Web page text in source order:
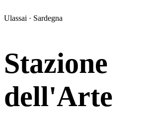
Ulassai · Sardegna
Stazione
dell'Arte